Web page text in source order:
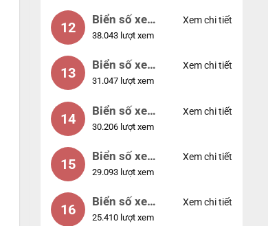
12
Biển số xe
33333
38.043 lượt xem
Xem chi tiết
13
Biển số xe
22222
31.047 lượt xem
Xem chi tiết
14
Biển số xe
14953
30.206 lượt xem
Xem chi tiết
15
Biển số xe
24953
29.093 lượt xem
Xem chi tiết
16
Biển số xe
49053
25.410 lượt xem
Xem chi tiết